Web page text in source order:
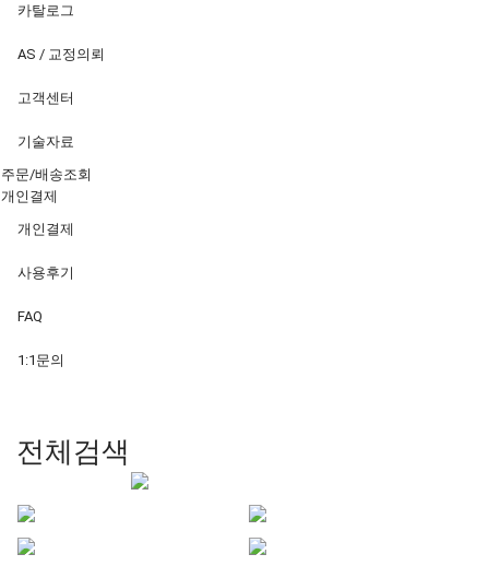
카탈로그
AS / 교정의뢰
고객센터
기술자료
주문/배송조회
개인결제
개인결제
사용후기
FAQ
1:1문의
전체검색